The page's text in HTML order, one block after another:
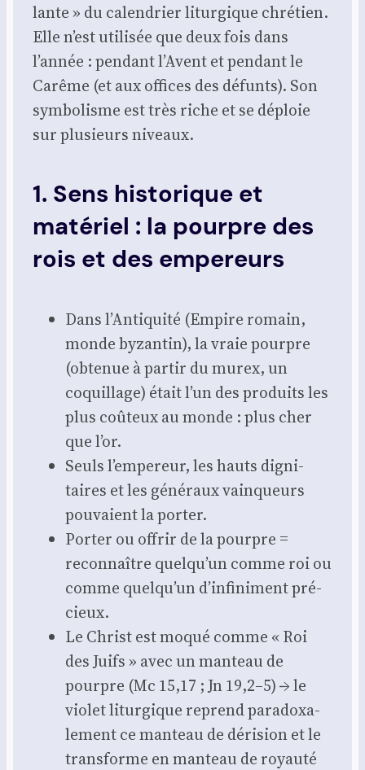
lante » du calen­drier litur­gique chré­tien.
Elle n’est uti­li­sée que deux fois dans
l’année : pen­dant l’Avent et pen­dant le
Carême (et aux offices des défunts). Son
sym­bo­lisme est très riche et se déploie
sur plu­sieurs niveaux.
1. Sens historique et
matériel : la pourpre des
rois et des empereurs
Dans l’Antiquité (Empire romain,
monde byzan­tin), la vraie pourpre
(obte­nue à par­tir du murex, un
coquillage) était l’un des pro­duits les
plus coû­teux au monde : plus cher
que l’or.
Seuls l’empereur, les hauts digni­
taires et les géné­raux vain­queurs
pou­vaient la por­ter.
Por­ter ou offrir de la pourpre =
recon­naître quelqu’un comme roi ou
comme quelqu’un d’infiniment pré­
cieux.
Le Christ est moqué comme « Roi
des Juifs » avec un man­teau de
pourpre (Mc 15,17 ; Jn 19,2–5) → le
vio­let litur­gique reprend para­doxa­
le­ment ce man­teau de déri­sion et le
trans­forme en man­teau de royau­té